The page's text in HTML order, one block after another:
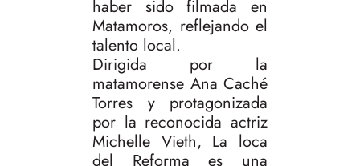
haber sido filmada en
Matamoros, reflejando el
talento local.
Dirigida por la
matamorense Ana Caché
Torres y protagonizada
por la reconocida actriz
Michelle Vieth, La loca
del Reforma es una